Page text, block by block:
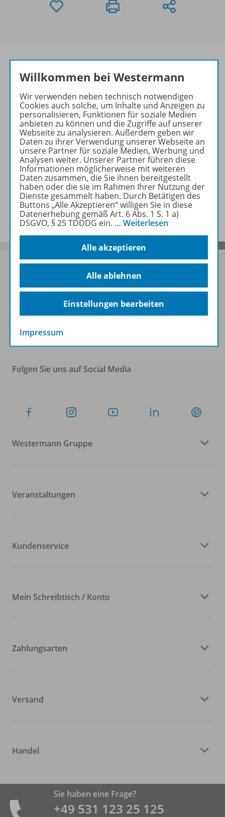
Produktinformationen
Beschreibung
Zugehörige Produkte
Benachrichtigungs-Service
Sofort profitieren
Folgen Sie uns auf Social Media
Westermann Gruppe
Veranstaltungen
Kundenservice
Mein Schreibtisch / Konto
Zahlungsarten
Versand
Handel
Sie haben eine Frage?
+49 531 ­123 25 125
Willkommen bei Westermann
Wir verwenden neben technisch notwendigen
Cookies auch solche, um Inhalte und Anzeigen zu
personalisieren, Funktionen für soziale Medien
anbieten zu können und die Zugriffe auf unserer
Webseite zu analysieren. Außerdem geben wir
Daten zu ihrer Verwendung unserer Webseite an
unsere Partner für soziale Medien, Werbung und
Analysen weiter. Unserer Partner führen diese
Informationen möglicherweise mit weiteren
Daten zusammen, die Sie ihnen bereitgestellt
haben oder die sie im Rahmen Ihrer Nutzung der
Dienste gesammelt haben. Durch Betätigen des
Buttons „Alle Akzeptieren“ willigen Sie in diese
Datenerhebung gemäß Art. 6 Abs. 1 S. 1 a)
DSGVO, § 25 TDDDG ein. … Weiterlesen
Alle akzeptieren
Alle ablehnen
Einstellungen bearbeiten
Impressum